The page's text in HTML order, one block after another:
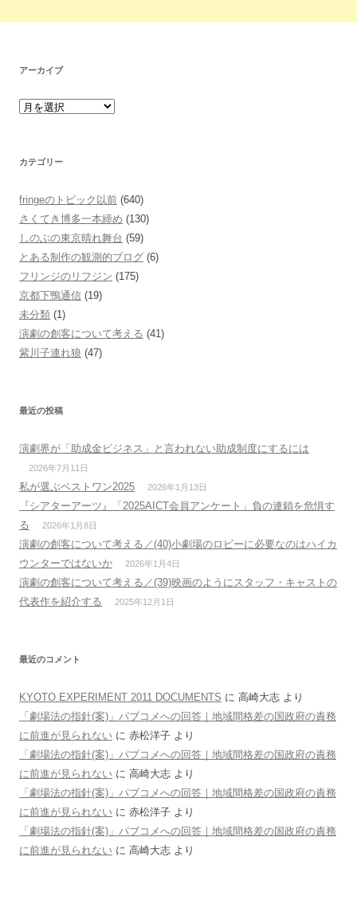
アーカイブ
カテゴリー
fringeのトピック以前 (640)
さくてき博多一本締め (130)
しのぶの東京晴れ舞台 (59)
とある制作の観測的ブログ (6)
フリンジのリフジン (175)
京都下鴨通信 (19)
未分類 (1)
演劇の創客について考える (41)
紫川子連れ狼 (47)
最近の投稿
演劇界が「助成金ビジネス」と言われない助成制度にするには
2026年7月11日
私が選ぶベストワン2025 2026年1月13日
『シアターアーツ』「2025AICT会員アンケート」負の連鎖を危惧す
る
2026年1月8日
演劇の創客について考える／(40)小劇場のロビーに必要なのはハイカ
ウンターではないか
2026年1月4日
演劇の創客について考える／(39)映画のようにスタッフ・キャストの
代表作を紹介する
2025年12月1日
最近のコメント
KYOTO EXPERIMENT 2011 DOCUMENTS に 高崎大志 より
「劇場法の指針(案)」パブコメへの回答｜地域間格差の国政府の責務
に前進が見られない に 赤松洋子 より
「劇場法の指針(案)」パブコメへの回答｜地域間格差の国政府の責務
に前進が見られない に 高崎大志 より
「劇場法の指針(案)」パブコメへの回答｜地域間格差の国政府の責務
に前進が見られない に 赤松洋子 より
「劇場法の指針(案)」パブコメへの回答｜地域間格差の国政府の責務
に前進が見られない に 高崎大志 より